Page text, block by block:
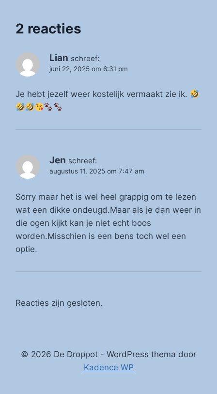
2 reacties
Lian schreef:
juni 22, 2025 om 6:31 pm
Je hebt jezelf weer kostelijk vermaakt zie ik.
Jen schreef:
augustus 11, 2025 om 7:47 am
Sorry maar het is wel heel grappig om te lezen
wat een dikke ondeugd.Maar als je dan weer in
die ogen kijkt kan je niet echt boos
worden.Misschien is een bens toch wel een
optie.
Reacties zijn gesloten.
© 2026 De Droppot - WordPress thema door
Kadence WP